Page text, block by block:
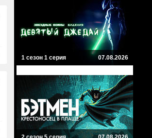
1 сезон 1 серия 07.08.2026